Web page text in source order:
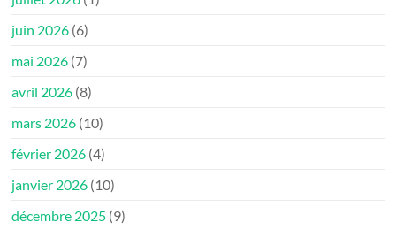
juin 2026 (6)
mai 2026 (7)
avril 2026 (8)
mars 2026 (10)
février 2026 (4)
janvier 2026 (10)
décembre 2025 (9)